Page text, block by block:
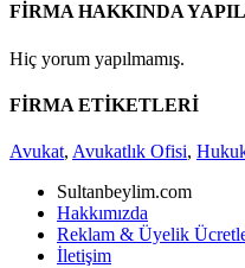
FİRMA HAKKINDA
Hiç yorum yapılmamış.
FİRMA ETİKETLERİ
Avukat, Avukatlık Ofisi,
Sultanbeylim.com
Hakkımızda
Reklam & Üyelik
İletişim